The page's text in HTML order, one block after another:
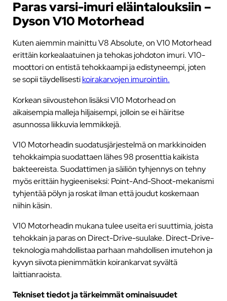
Paras varsi-imuri eläintalouksiin –
Dyson V10 Motorhead
Kuten aiemmin mainittu V8 Absolute, on V10 Motorhead
erittäin korkealaatuinen ja tehokas johdoton imuri. V10-
moottori on entistä tehokkaampi ja edistyneempi, joten
se sopii täydellisestikoirakarvojen imurointiin.
Korkean siivoustehon lisäksi V10 Motorhead on
aikaisempia malleja hiljaisempi, jolloin se ei häiritse
asunnossa liikkuvia lemmikkejä.
V10 Motorheadin suodatusjärjestelmä on markkinoiden
tehokkaimpia suodattaen lähes 98 prosenttia kaikista
bakteereista. Suodattimen ja säiliön tyhjennys on tehny
myös erittäin hygieeniseksi: Point-And-Shoot-mekanismi
tyhjentää pölyn ja roskat ilman että joudut koskemaan
niihin käsin.
V10 Motorheadin mukana tulee useita eri suuttimia, joista
tehokkain ja paras on Direct-Drive-suulake. Direct-Drive-
teknologia mahdollistaa parhaan mahdollisen imutehon ja
kyvyn siivota pienimmätkin koirankarvat syvältä
laittianraoista.
Tekniset tiedot ja tärkeimmät ominaisuudet